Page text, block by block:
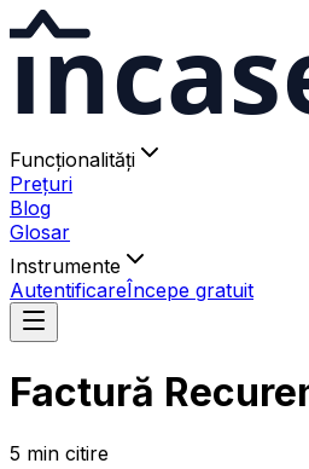
Funcționalități
Prețuri
Blog
Glosar
Instrumente
AutentificareÎncepe gratuit
Factură
5 min citire